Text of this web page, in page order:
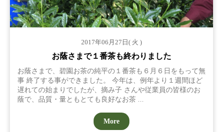
2017年06月27日( 火 )
お蔭さまで１番茶も終わりました
お蔭さまで、碧園お茶の純平の１番茶も６月６日をもって無
事 終了する事ができました。 今年は、例年より１週間ほど
遅れての始まりでしたが、摘み子 さんや従業員の皆様のお
蔭で、品質・量ともとても良好なお茶 ...
More